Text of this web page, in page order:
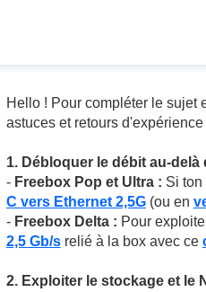
Hello ! Pour compléter le sujet
astuces et retours
1. Débloquer le débit au-delà
- Freebox Pop et Ultra : Si ton
C vers Ethernet 2,5G(ou en
- Freebox Delta : Pour
2,5 Gb/srelié à la box avec ce
2. Exploiter le stockage et le